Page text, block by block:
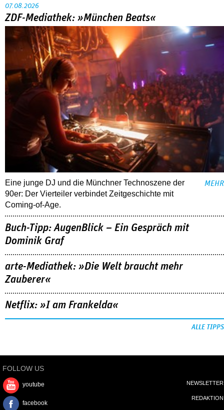
07.08.2026
ZDF-Mediathek: »München Beats«
Eine junge DJ und die Münchner Technoszene der
90er: Der Vierteiler verbindet Zeitgeschichte mit
Coming-of-Age.
MEHR
Buch-Tipp: AugenBlick – Ein Gespräch mit
Dominik Graf
arte-Mediathek: »Die Welt braucht mehr
Zauberer«
Netflix: »I am Frankelda«
ALLE TIPPS
FOLLOW US
youtube
facebook
NEWSLETTER
REDAKTION